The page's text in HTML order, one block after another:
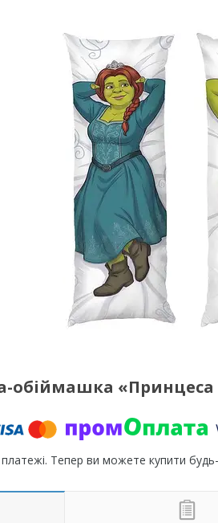
обіймашка «Принцеса
платежі. Тепер ви можете купити